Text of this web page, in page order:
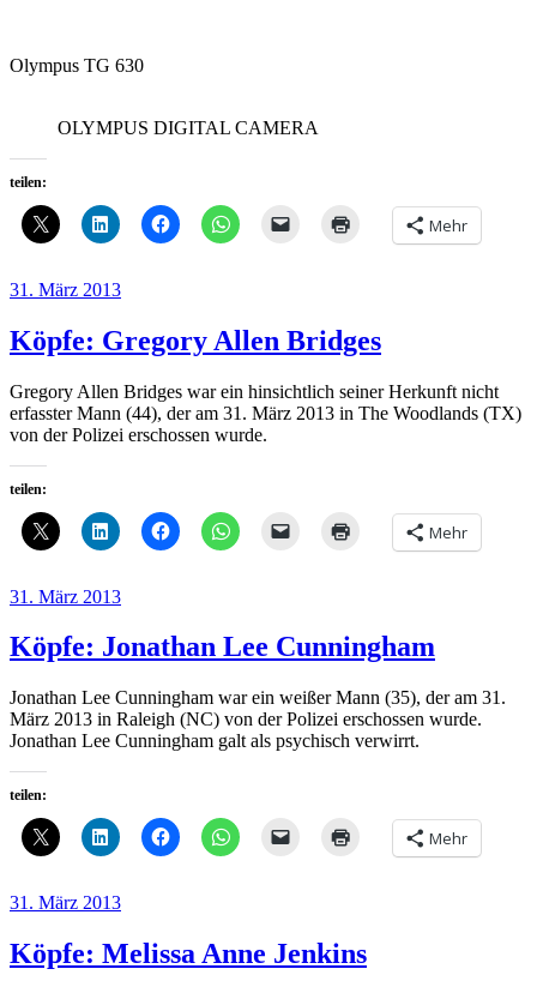
Olympus TG 630
OLYMPUS DIGITAL CAMERA
teilen:
Mehr
Veröffentlicht
31. März 2013
Köpfe: Gregory Allen Bridges
Gregory Allen Bridges war ein hinsichtlich seiner Herkunft nicht
erfasster Mann (44), der am 31. März 2013 in The Woodlands (TX)
von der Polizei erschossen wurde.
teilen:
Mehr
Veröffentlicht
31. März 2013
Köpfe: Jonathan Lee Cunningham
Jonathan Lee Cunningham war ein weißer Mann (35), der am 31.
März 2013 in Raleigh (NC) von der Polizei erschossen wurde.
Jonathan Lee Cunningham galt als psychisch verwirrt.
teilen:
Mehr
Veröffentlicht
31. März 2013
Köpfe: Melissa Anne Jenkins